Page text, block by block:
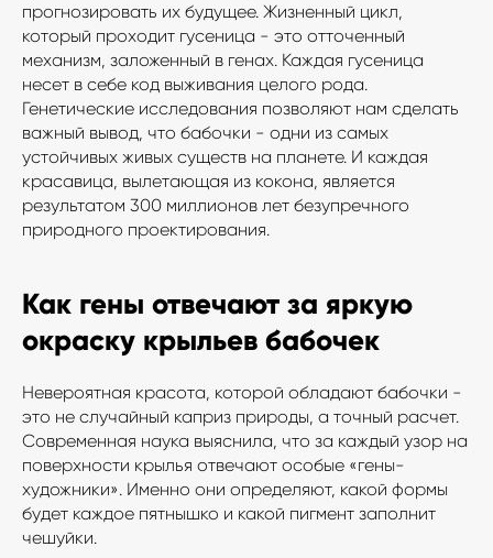
прогнозировать их будущее. Жизненный цикл,
который проходит гусеница - это отточенный
механизм, заложенный в генах. Каждая гусеница
несет в себе код выживания целого рода.
Генетические исследования позволяют нам сделать
важный вывод, что бабочки - одни из самых
устойчивых живых существ на планете. И каждая
красавица, вылетающая из кокона, является
результатом 300 миллионов лет безупречного
природного проектирования.
Как гены отвечают за яркую
окраску крыльев бабочек
Невероятная красота, которой обладают бабочки -
это не случайный каприз природы, а точный расчет.
Современная наука выяснила, что за каждый узор на
поверхности крылья отвечают особые «гены-
художники». Именно они определяют, какой формы
будет каждое пятнышко и какой пигмент заполнит
чешуйки.